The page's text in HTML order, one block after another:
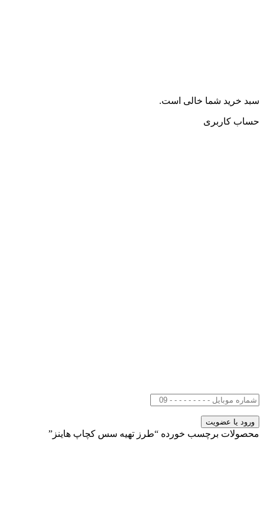
سبد خرید شما خالی است.
حساب کاربری
محصولات برچسب خورده “طرز تهیه سس کچاپ هاینز”